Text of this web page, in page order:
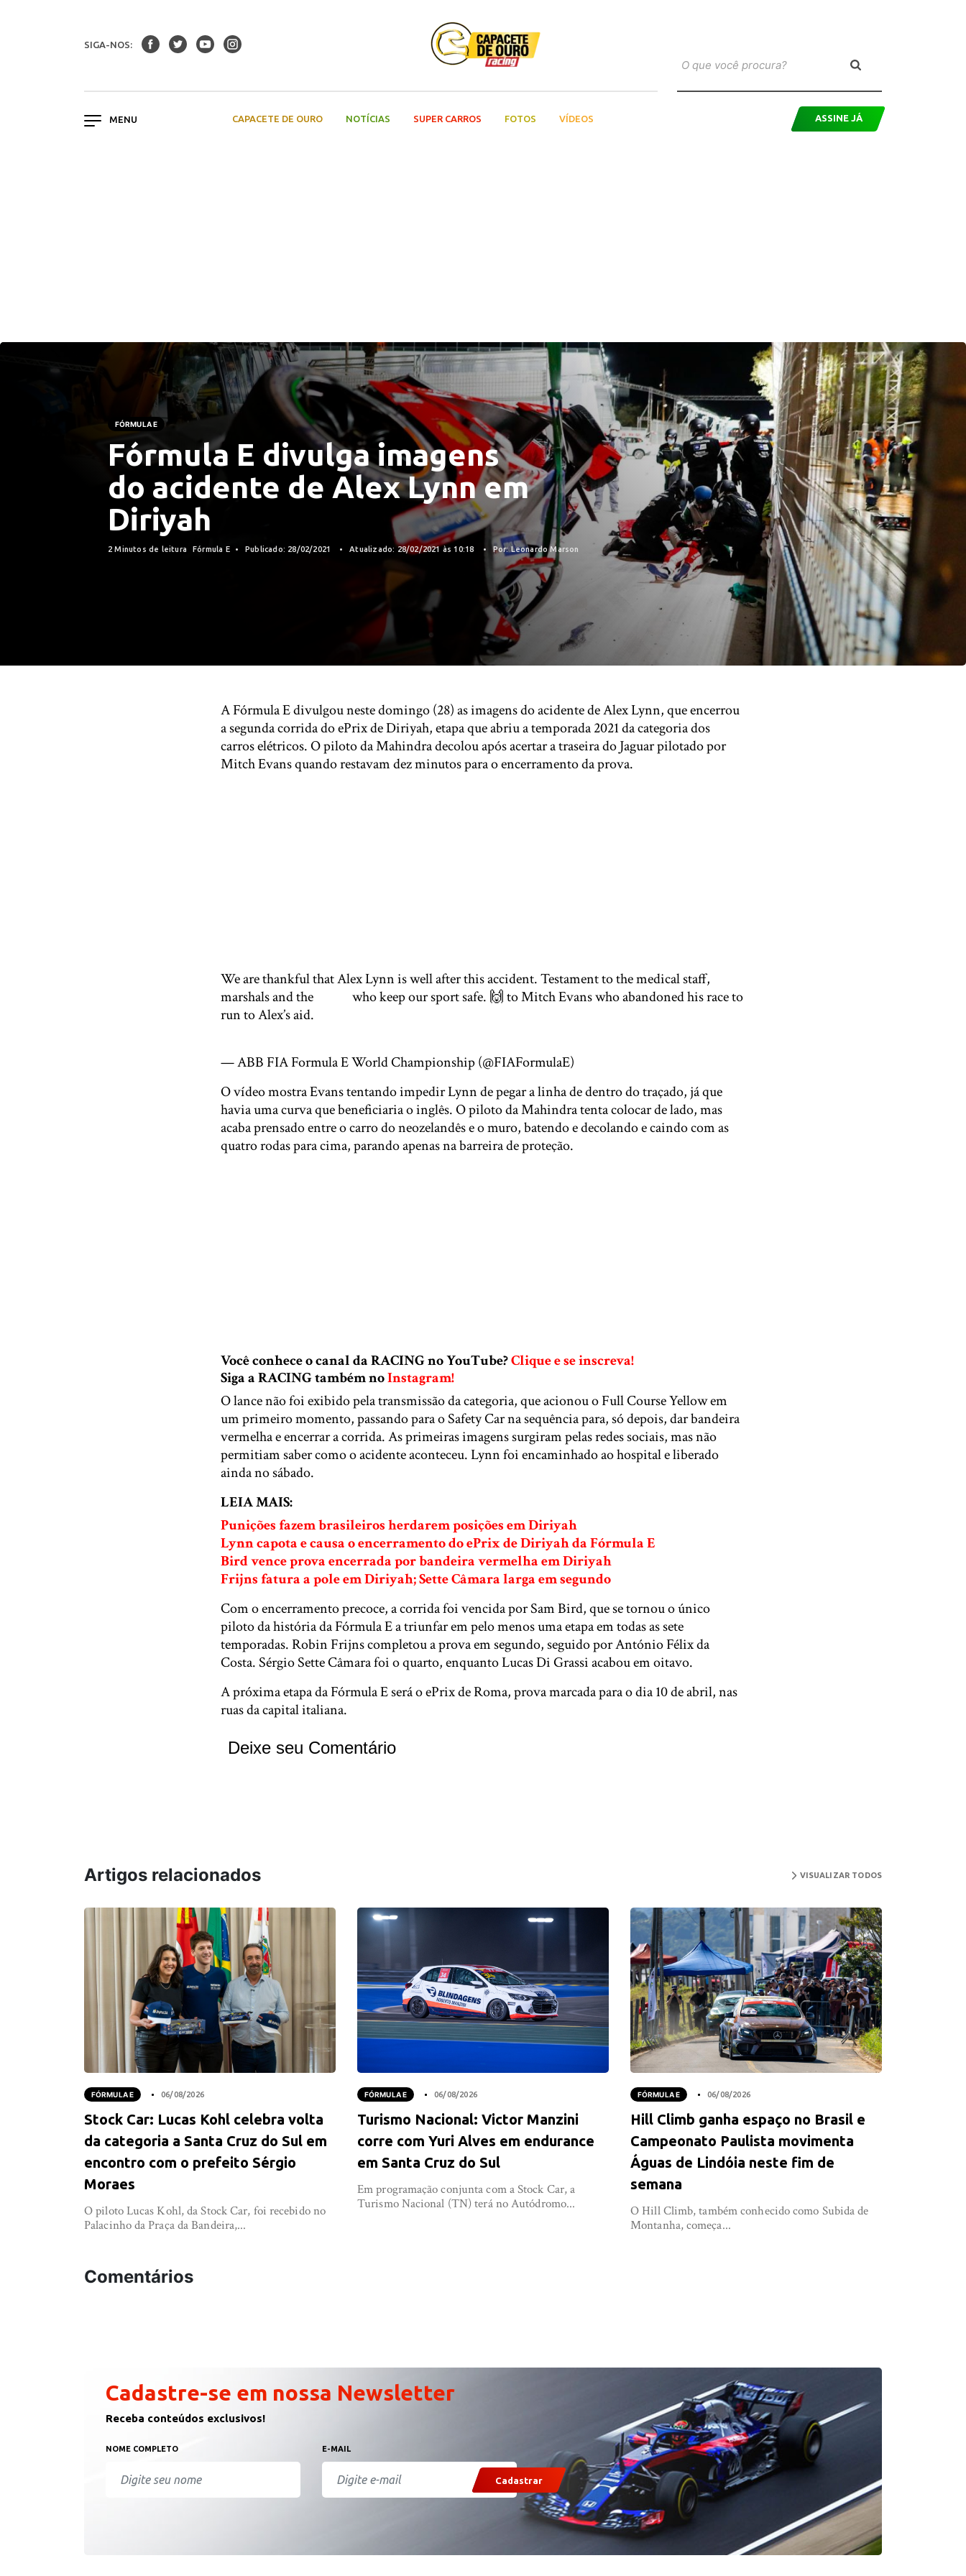
SIGA-NOS:
CAPACETE DE OURO NOTÍCIAS SUPER CARROS FOTOS VÍDEOS ASSINE JÁ
FÓRMULA E
Fórmula E divulga imagens
do acidente de Alex Lynn em
Diriyah
2 Minutos de leitura Fórmula E Publicado: 28/02/2021 Atualizado: 28/02/2021 às 10:18 Por: Leonardo Marson
A Fórmula E divulgou neste domingo (28) as imagens do acidente de Alex Lynn, que encerrou
a segunda corrida do ePrix de Diriyah, etapa que abriu a temporada 2021 da categoria dos
carros elétricos. O piloto da Mahindra decolou após acertar a traseira do Jaguar pilotado por
Mitch Evans quando restavam dez minutos para o encerramento da prova.
We are thankful that Alex Lynn is well after this accident. Testament to the medical staff,
marshals and the
who keep our sport safe. 🙌 to Mitch Evans who abandoned his race to
run to Alex’s aid.
— ABB FIA Formula E World Championship (@FIAFormulaE)
O vídeo mostra Evans tentando impedir Lynn de pegar a linha de dentro do traçado, já que
havia uma curva que beneficiaria o inglês. O piloto da Mahindra tenta colocar de lado, mas
acaba prensado entre o carro do neozelandês e o muro, batendo e decolando e caindo com as
quatro rodas para cima, parando apenas na barreira de proteção.
Você conhece o canal da RACING no YouTube?Clique e se inscreva!
Siga a RACING também noInstagram!
O lance não foi exibido pela transmissão da categoria, que acionou o Full Course Yellow em
um primeiro momento, passando para o Safety Car na sequência para, só depois, dar bandeira
vermelha e encerrar a corrida. As primeiras imagens surgiram pelas redes sociais, mas não
permitiam saber como o acidente aconteceu. Lynn foi encaminhado ao hospital e liberado
ainda no sábado.
LEIA MAIS:
Punições fazem brasileiros herdarem posições em Diriyah
Lynn capota e causa o encerramento do ePrix de Diriyah da Fórmula E
Bird vence prova encerrada por bandeira vermelha em Diriyah
Frijns fatura a pole em Diriyah; Sette Câmara larga em segundo
Com o encerramento precoce, a corrida foi vencida por Sam Bird, que se tornou o único
piloto da história da Fórmula E a triunfar em pelo menos uma etapa em todas as sete
temporadas. Robin Frijns completou a prova em segundo, seguido por António Félix da
Costa. Sérgio Sette Câmara foi o quarto, enquanto Lucas Di Grassi acabou em oitavo.
A próxima etapa da Fórmula E será o ePrix de Roma, prova marcada para o dia 10 de abril, nas
ruas da capital italiana.
Deixe seu Comentário
Artigos relacionados VISUALIZAR TODOS
FÓRMULA E 06/08/2026
Stock Car: Lucas Kohl celebra volta
da categoria a Santa Cruz do Sul em
encontro com o prefeito Sérgio
Moraes
O piloto Lucas Kohl, da Stock Car, foi recebido no
Palacinho da Praça da Bandeira,...
FÓRMULA E 06/08/2026
Turismo Nacional: Victor Manzini
corre com Yuri Alves em endurance
em Santa Cruz do Sul
Em programação conjunta com a Stock Car, a
Turismo Nacional (TN) terá no Autódromo...
FÓRMULA E 06/08/2026
Hill Climb ganha espaço no Brasil e
Campeonato Paulista movimenta
Águas de Lindóia neste fim de
semana
O Hill Climb, também conhecido como Subida de
Montanha, começa...
Comentários
Cadastre-se em nossa Newsletter
Receba conteúdos exclusivos!
NOME COMPLETO E-MAIL
Cadastrar